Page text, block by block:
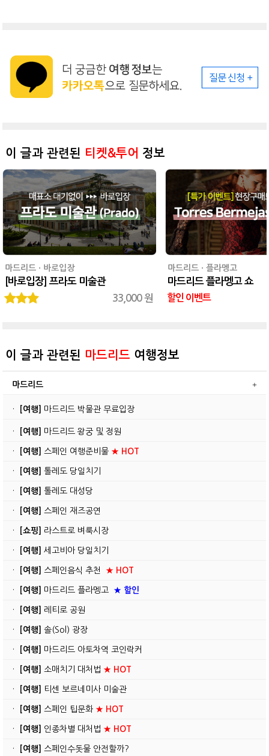
이 글과 관련된 티켓&투어 정보
마드리드 · 바로입장
[바로입장] 프라도 미술관
33,000 원
마드리드 · 플라멩고
마드리드 플라멩고 쇼
할인 이벤트
이 글과 관련된 마드리드 여행정보
마드리드
· [여행] 마드리드 박물관 무료입장
· [여행] 마드리드 왕궁 및 정원
· [여행] 스페인 여행준비물 ★ HOT
· [여행] 톨레도 당일치기
· [여행] 톨레도 대성당
· [여행] 스페인 재즈공연
· [쇼핑] 라스트로 벼룩시장
· [여행] 세고비아 당일치기
· [여행] 스페인음식 추천 ★ HOT
· [여행] 마드리드 플라멩고 ★ 할인
· [여행] 레티로 공원
· [여행] 솔(Sol) 광장
· [여행] 마드리드 아토차역 코인락커
· [여행] 소매치기 대처법 ★ HOT
· [여행] 티센 보르네미사 미술관
· [여행] 스페인 팁문화 ★ HOT
· [여행] 인종차별 대처법 ★ HOT
· [여행] 스페인수돗물 안전할까?